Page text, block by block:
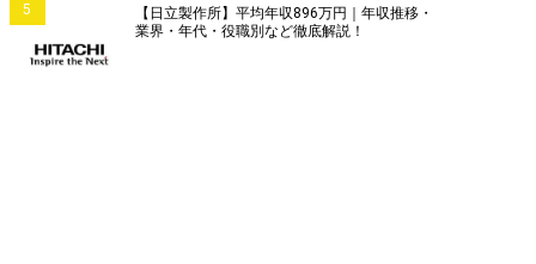
5
【日立製作所】平均年収896万円｜年収推移・
業界・年代・役職別など徹底解説！